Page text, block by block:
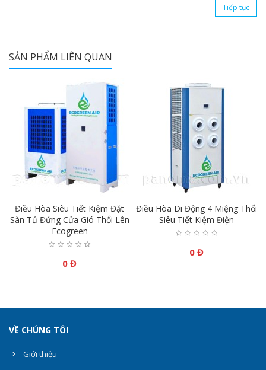
Tiếp tục
SẢN PHẨM LIÊN QUAN
Điều Hòa Siêu Tiết Kiệm Đặt
Sàn Tủ Đứng Cửa Gió Thổi Lên
Ecogreen
0 Đ
Điều Hòa Di Động 4 Miệng Thổi
Siêu Tiết Kiệm Điện
0 Đ
VỀ CHÚNG TÔI
Giới thiệu